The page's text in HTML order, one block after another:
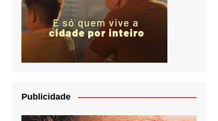
Publicidade